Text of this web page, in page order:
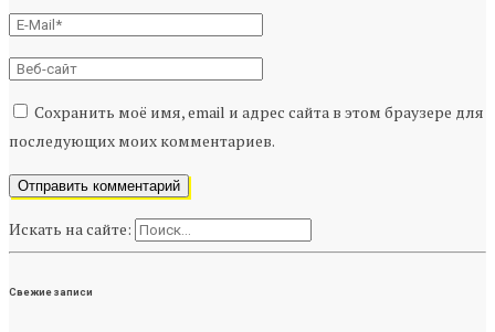
Сохранить моё имя, email и адрес сайта в этом браузере для
последующих моих комментариев.
Искать на сайте:
Свежие записи